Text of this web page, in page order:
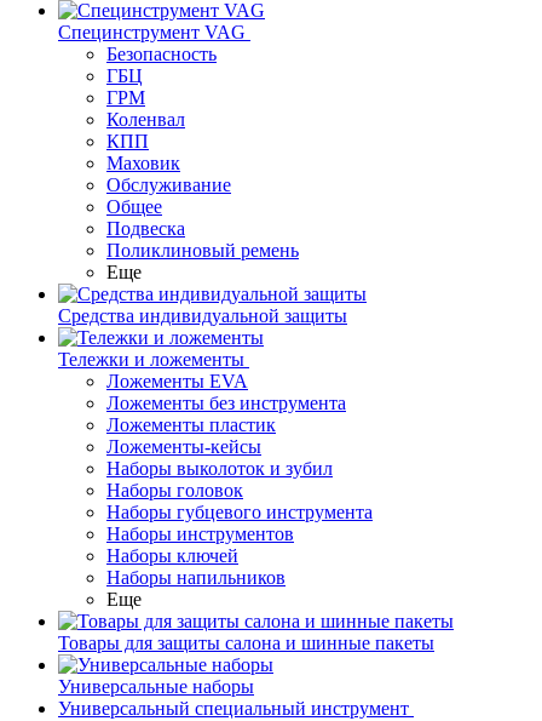
Специнструмент VAG
Безопасность
ГБЦ
ГРМ
Коленвал
КПП
Маховик
Обслуживание
Общее
Подвеска
Поликлиновый ремень
Еще
Средства индивидуальной защиты
Тележки и ложементы
Ложементы EVA
Ложементы без инструмента
Ложементы пластик
Ложементы-кейсы
Наборы выколоток и зубил
Наборы головок
Наборы губцевого инструмента
Наборы инструментов
Наборы ключей
Наборы напильников
Еще
Товары для защиты салона и шинные пакеты
Универсальные наборы
Универсальный специальный инструмент